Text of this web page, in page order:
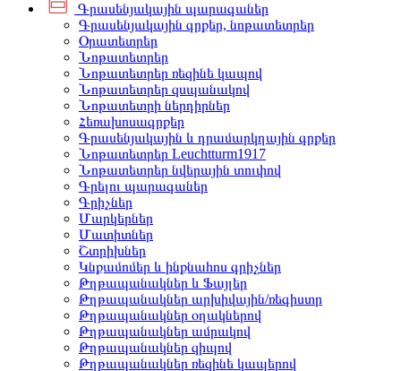
Գրասենյակային պարագաներ
Գրասենյակային գրքեր, նոթատետրեր
Օրատետրեր
Նոթատետրեր
Նոթատետրեր ռեզինե կապով
Նոթատետրեր զսպանակով
Նոթատետրի ներդիրներ
Հեռախոսագրքեր
Գրասենյակային և դրամարկղային գրքեր
Նոթատետրեր Leuchtturm1917
Նոթատետրեր նվերային տուփով
Գրելու պարագաներ
Գրիչներ
Մարկերներ
Մատիտներ
Շտրիխներ
Կնքամոմեր և ինքնահոս գրիչներ
Թղթապանակներ և Ֆայլեր
Թղթապանակներ արխիվային/ռեգիստր
Թղթապանակներ օղակներով
Թղթապանակներ ամրակով
Թղթապանակներ զիպով
Թղթապանակներ ռեզինե կապերով